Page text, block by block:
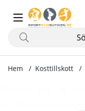
Hem Kosttillskott